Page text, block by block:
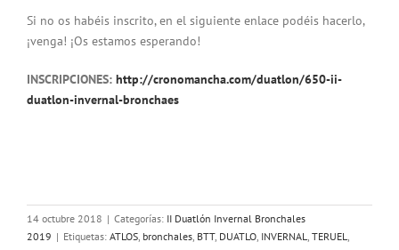
Si no os habéis inscrito, en el siguiente enlace podéis hacerlo,
¡venga! ¡Os estamos esperando!
INSCRIPCIONES: http://cronomancha.com/duatlon/650-ii-
duatlon-invernal-bronchaes
14 octubre 2018 | Categorías: II Duatlón Invernal Bronchales
2019 | Etiquetas: ATLOS, bronchales, BTT, DUATLO, INVERNAL, TERUEL,